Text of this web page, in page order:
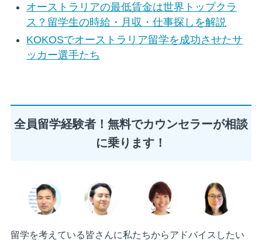
オーストラリアの最低賃金は世界トップクラ
ス？留学生の時給・月収・仕事探しを解説
KOKOSでオーストラリア留学を成功させたサ
ッカー選手たち
全員留学経験者！無料でカウンセラーが相談
に乗ります！
留学を考えている皆さんに私たちからアドバイスしたい